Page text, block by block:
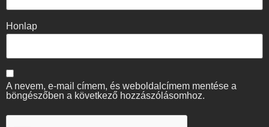
Honlap
A nevem, e-mail címem, és weboldalcímem mentése a
böngészőben a következő hozzászólásomhoz.